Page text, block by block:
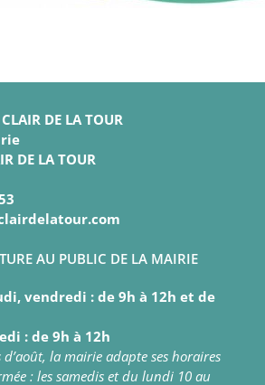
DE LA TOUR
DE LA TOUR
AU PUBLIC DE LA MAIRIE
vendredi : de 9h à 12h et de
: de 9h à 12h
la mairie adapte ses horaires
: les samedis et du lundi 10 au